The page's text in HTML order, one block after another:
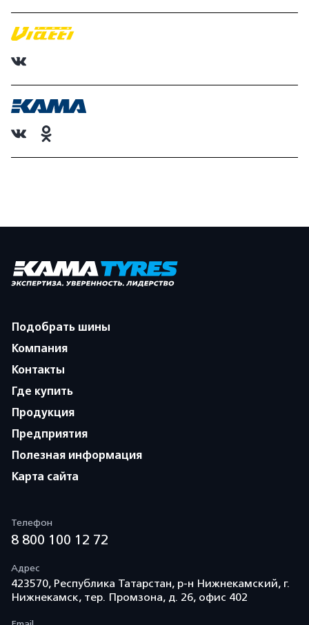
Подобрать шины
Компания
Контакты
Где купить
Продукция
Предприятия
Полезная информация
Карта сайта
Телефон
8 800 100 12 72
Адрес
423570, Республика Татарстан, р-н Нижнекамский, г.
Нижнекамск, тер. Промзона, д. 26, офис 402